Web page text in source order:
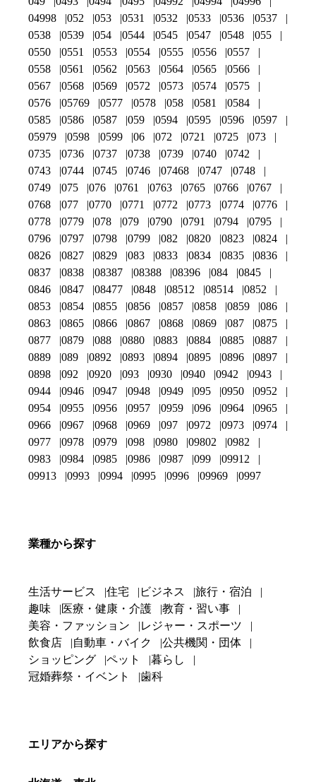
04998
052 053 0531 0532 0533 0536
0537
0538
0539 054 0544 0545 0547 0548
055
0550
0551 0553 0554 0555 0556
0557
0558
0561 0562 0563 0564 0565
0566
0567
0568 0569 0572 0573 0574
0575
0576
05769 0577 0578 058 0581
0584
0585
0586 0587 059 0594 0595 0596
0597
05979
0598 0599 06 072 0721 0725
073
0735
0736 0737 0738 0739 0740
0742
0743
0744 0745 0746 07468 0747
0748
0749
075 076 0761 0763 0765 0766
0767
0768
077 0770 0771 0772 0773 0774
0776
0778
0779 078 079 0790 0791 0794
0795
0796
0797 0798 0799 082 0820 0823
0824
0826
0827 0829 083 0833 0834 0835
0836
0837
0838 08387 08388 08396 084
0845
0846
0847 08477 0848 08512 08514
0852
0853
0854 0855 0856 0857 0858 0859
086
0863
0865 0866 0867 0868 0869 087
0875
0877
0879 088 0880 0883 0884 0885
0887
0889
089 0892 0893 0894 0895 0896
0897
0898
092 0920 093 0930 0940 0942
0943
0944
0946 0947 0948 0949 095 0950
0952
0954
0955 0956 0957 0959 096 0964
0965
0966
0967 0968 0969 097 0972 0973
0974
0977
0978 0979 098 0980 09802
0982
0983
0984 0985 0986 0987 099
09912
09913
0993 0994 0995 0996 09969 0997
業種から探す
生活サービス 住宅 ビジネス
旅行・宿泊
趣味
医療・健康・介護
教育・習い事
美容・ファッション
レジャー・スポーツ
飲食店
自動車・バイク
公共機関・団体
ショッピング
ペット
暮らし
冠婚葬祭・イベント
歯科
エリアから探す